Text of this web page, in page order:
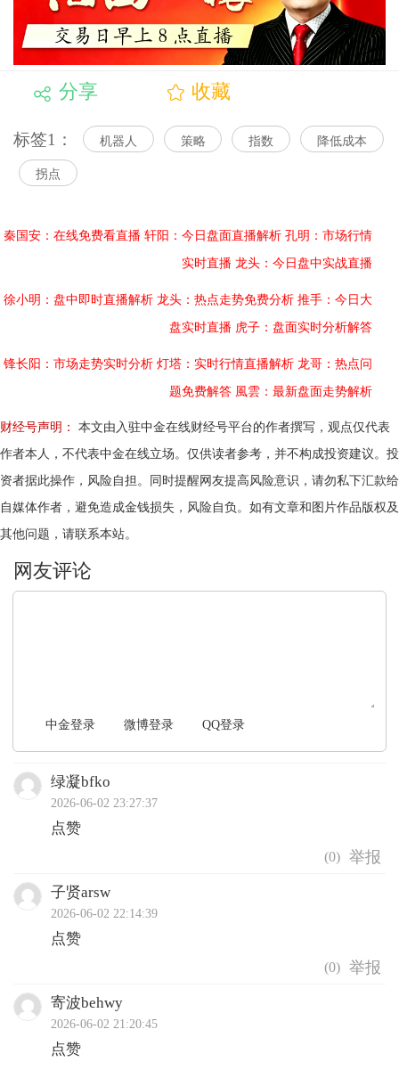
分享 收藏
标签1： 机器人 策略 指数 降低成本
拐点
秦国安：在线免费看直播 轩阳：今日盘面直播解析 孔明：市场行情
实时直播 龙头：今日盘中实战直播
徐小明：盘中即时直播解析 龙头：热点走势免费分析 推手：今日大
盘实时直播 虎子：盘面实时分析解答
锋长阳：市场走势实时分析 灯塔：实时行情直播解析 龙哥：热点问
题免费解答 風雲：最新盘面走势解析
财经号声明：
本文由入驻中金在线财经号平台的作者撰写，观点仅代表
作者本人，不代表中金在线立场。仅供读者参考，并不构成投资建议。投
资者据此操作，风险自担。同时提醒网友提高风险意识，请勿私下汇款给
自媒体作者，避免造成金钱损失，风险自负。如有文章和图片作品版权及
其他问题，请联系本站。
中金登录 微博登录 QQ登录
绿凝bfko
2026-06-02 23:27:37
点赞
(0)
子贤arsw
2026-06-02 22:14:39
点赞
(0)
寄波behwy
2026-06-02 21:20:45
点赞